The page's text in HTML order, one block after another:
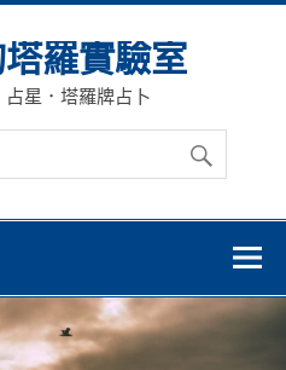
羅實驗室
星．塔羅牌占卜